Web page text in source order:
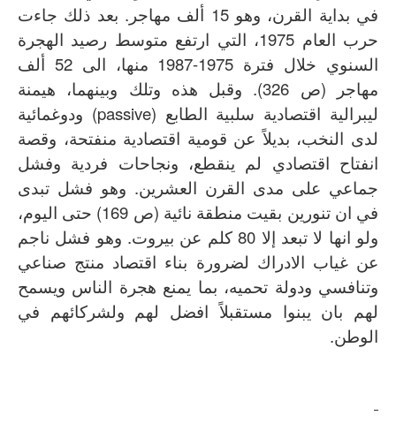
في بداية القرن، وهو 15 ألف مهاجر. بعد ذلك جاءت
حرب العام 1975، التي ارتفع متوسط رصيد الهجرة
السنوي خلال فترة 1975-1987 منها، الى 52 ألف
مهاجر (ص 326). وقبل هذه وتلك وبينهما، هيمنة
ليبرالية اقتصادية سلبية الطابع (passive) ودوغمائية
لدى النخب، بديلاً عن قومية اقتصادية منفتحة، وقصة
انفتاح اقتصادي لم ينقطع، ونجاحات فردية وفشل
جماعي على مدى القرن العشرين. وهو فشل تبدى
في ان تنورين بقيت منطقة نائية (ص 169) حتى اليوم،
ولو انها لا تبعد إلا 80 كلم عن بيروت. وهو فشل ناجم
عن غياب الادراك لضرورة بناء اقتصاد منتج صناعي
وتنافسي ودولة تحميه، بما يمنع هجرة الناس ويسمح
لهم بان يبنوا مستقبلاً افضل لهم ولشركائهم في
الوطن.